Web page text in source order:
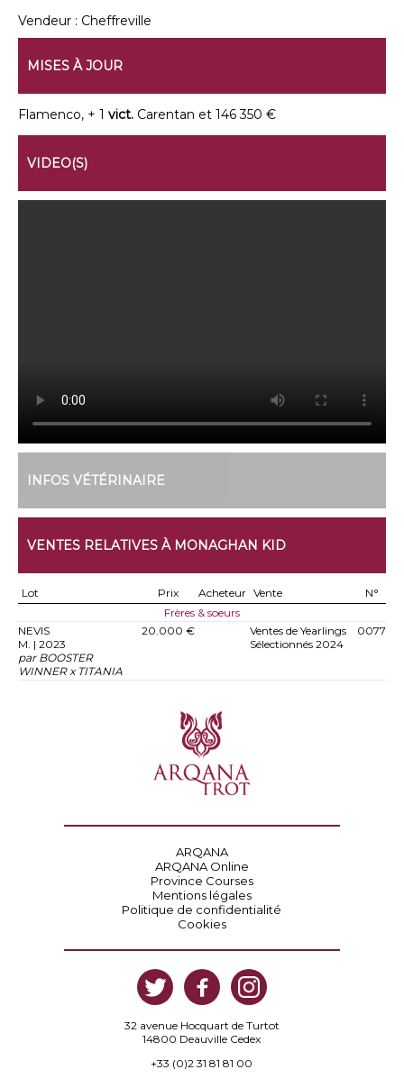
Vendeur : Cheffreville
MISES À JOUR
Flamenco, + 1 vict. Carentan et 146 350 €
VIDEO(S)
INFOS VÉTÉRINAIRE
VENTES RELATIVES À MONAGHAN KID
Lot Prix Acheteur Vente
N°
Frères & soeurs
NEVIS
M. | 2023
par BOOSTER
WINNER x TITANIA
20.000 €
Ventes de Yearlings
Sélectionnés 2024
0077
ARQANA
ARQANA Online
Province Courses
Mentions légales
Politique de confidentialité
Cookies
32 avenue Hocquart de Turtot
14800 Deauville Cedex
+33 (0)2 31 81 81 00